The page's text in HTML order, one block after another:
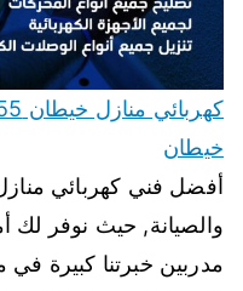
خيطان
أفضل فني كهربائي
والصيانة, حيث نوفر لك
مدربين خبرتنا كبيرة في